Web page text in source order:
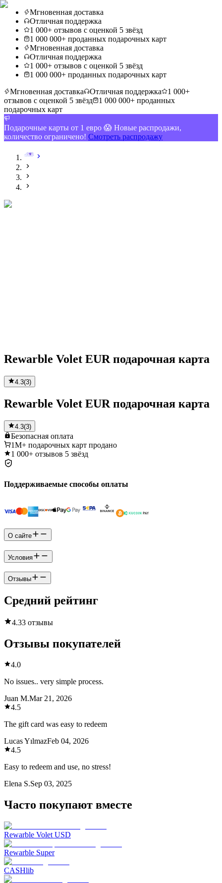
Мгновенная доставка
Отличная поддержка
1 000+ отзывов с оценкой 5 звёзд
1 000 000+ проданных подарочных карт
Мгновенная доставка
Отличная поддержка
1 000+ отзывов с оценкой 5 звёзд
1 000 000+ проданных подарочных карт
Мгновенная доставка
Отличная поддержка
1 000+
отзывов с оценкой 5 звёзд
1 000 000+ проданных
подарочных карт
Подарочные карты от 1 евро 😱 Новые распродажи,
количество ограничено! Смотреть распродажу
Rewarble Volet EUR подарочная карта
4.3(3)
Rewarble Volet EUR подарочная карта
4.3(3)
Безопасная оплата
1M+ подарочных карт продано
1 000+ отзывов 5 звёзд
Поддерживаемые способы оплаты
О сайте
Условия
Отзывы
Средний рейтинг
4.33 отзывы
Отзывы покупателей
4.0
No issues.. very simple process.
Juan M.Mar 21, 2026
4.5
The gift card was easy to redeem
Lucas YılmazFeb 04, 2026
4.5
Easy to redeem and use, no stress!
Elena S.Sep 03, 2025
Часто покупают вместе
Rewarble Volet USD
Rewarble Super
CASHlib